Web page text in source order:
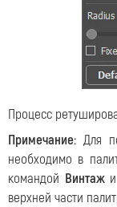
Процесс
Примечание: Для
необходимо в
командой Винтажи
верхней части